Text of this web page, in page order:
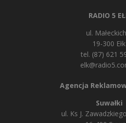
RADIO 5
ul.
19-300 Ełk
tel. (87) 621
Agencja
Suwałki
ul. Ks J.